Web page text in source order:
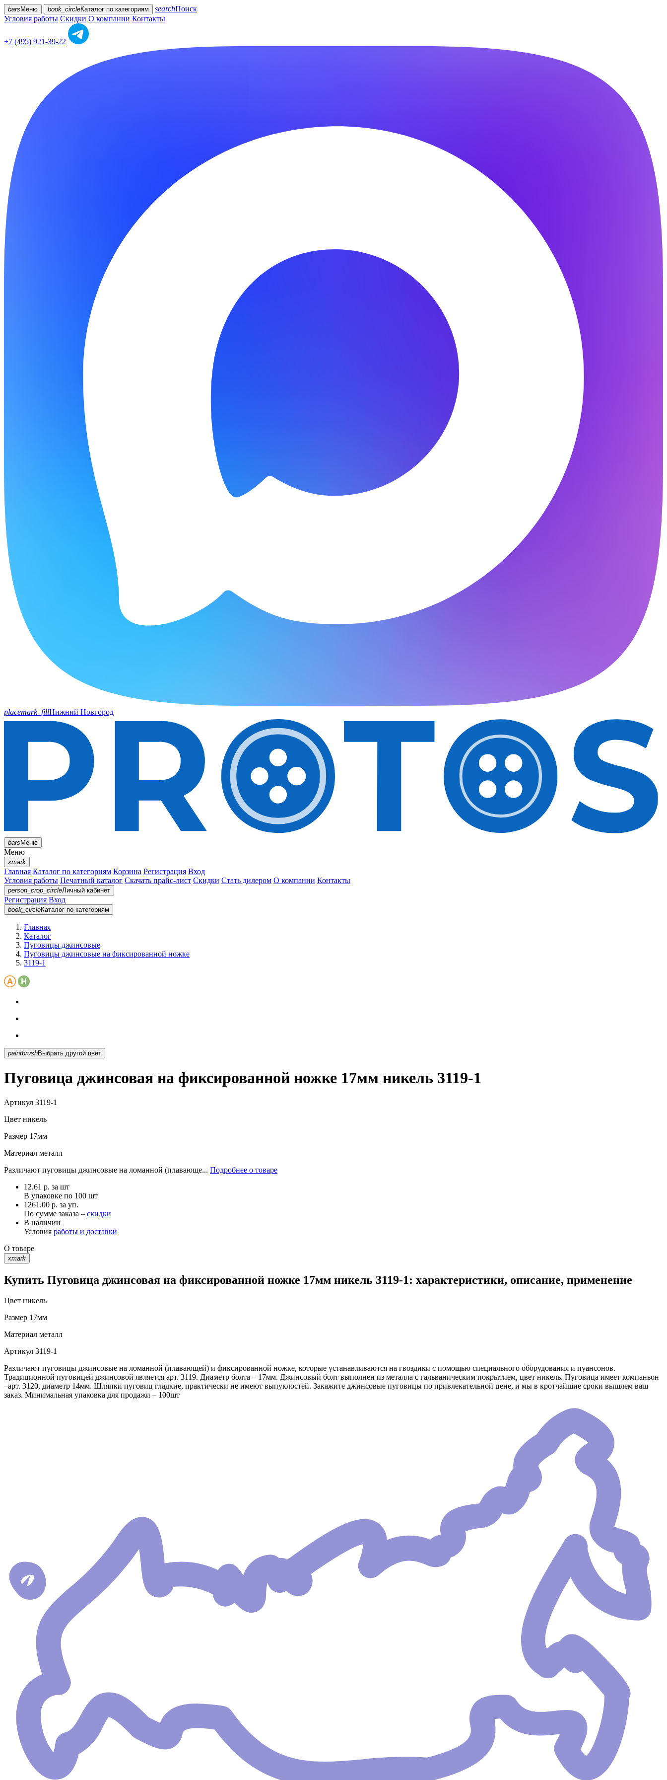
bars Меню book_circleКаталог по категориям searchПоиск
Условия работы Скидки О компании Контакты
+7 (495) 921-39-22
placemark_fillНижний Новгород
barsМеню
Меню
xmark
Главная Каталог по категориям Корзина Регистрация Вход
Условия работы Печатный каталог Скачать прайс-лист Скидки Стать дилером О компании Контакты
person_crop_circleЛичный кабинет
Регистрация Вход
book_circleКаталог по категориям
Главная
Каталог
Пуговицы джинсовые
Пуговицы джинсовые на фиксированной ножке
3119-1
paintbrush Выбрать другой цвет
Пуговица джинсовая на фиксированной ножке 17мм никель 3119-1
Артикул 3119-1
Цвет никель
Размер 17мм
Материал металл
Различают пуговицы джинсовые на ломанной (плавающе... Подробнее о товаре
12.61 р. за шт
В упаковке по 100 шт
1261.00 р. за уп.
По сумме заказа – скидки
В наличии
Условия работы и доставки
О товаре
xmark
Купить Пуговица джинсовая на фиксированной ножке 17мм никель 3119-1: характеристики, описание, применение
Цвет никель
Размер 17мм
Материал металл
Артикул 3119-1
Различают пуговицы джинсовые на ломанной (плавающей) и фиксированной ножке, которые устанавливаются на гвоздики с помощью специального оборудования и пуансонов.
Традиционной пуговицей джинсовой является арт. 3119. Диаметр болта – 17мм. Джинсовый болт выполнен из металла с гальваническим покрытием, цвет никель. Пуговица имеет компаньон
–арт. 3120, диаметр 14мм. Шляпки пуговиц гладкие, практически не имеют выпуклостей. Закажите джинсовые пуговицы по привлекательной цене, и мы в кротчайшие сроки вышлем ваш
заказ. Минимальная упаковка для продажи – 100шт